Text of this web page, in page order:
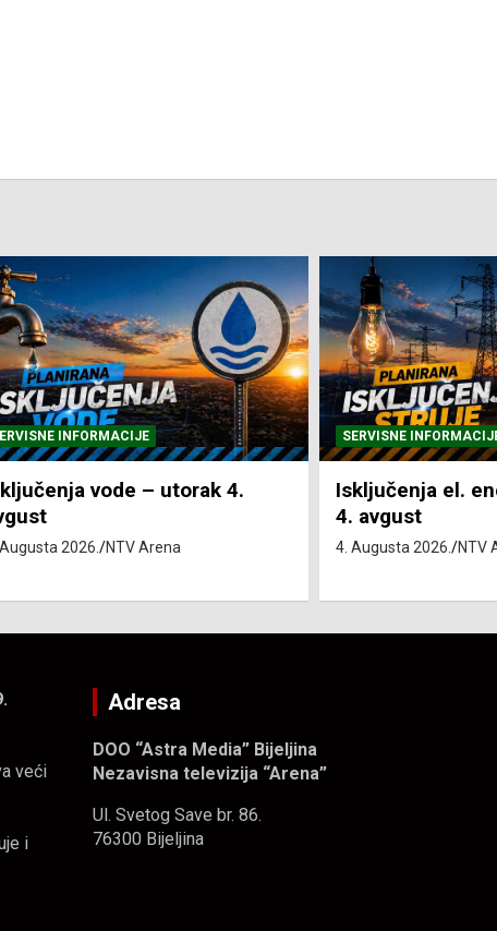
INFORMACIJE
el. energije – utorak
avgust
2026. NTV Arena
SVE VIJESTI VRIJEME
Pretežno
4. Augusta 2026.
veći
i
Adresa
DOO “Astra Media” Bijeljina
Nezavisna televizija “Arena”
Ul. Svetog Save br. 86.
76300 Bijeljina